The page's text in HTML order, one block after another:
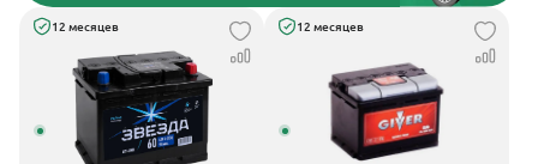
12 месяцев 12 месяцев